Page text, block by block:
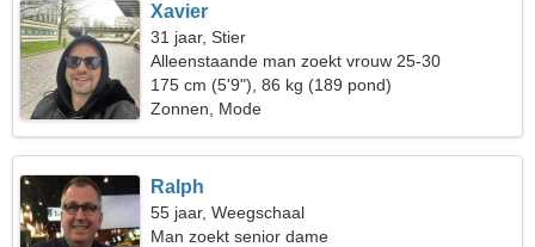
Xavier
31 jaar, Stier
Alleenstaande man zoekt vrouw 25-30
175 cm (5'9"), 86 kg (189 pond)
Zonnen, Mode
Ralph
55 jaar, Weegschaal
Man zoekt senior dame